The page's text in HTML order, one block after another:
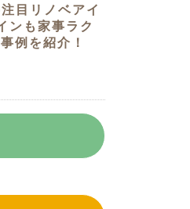
目リノベアイ
ンも家事ラク
例を紹介！